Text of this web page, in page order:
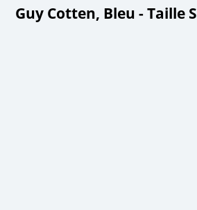
Guy Cotten, Bleu - Taille S